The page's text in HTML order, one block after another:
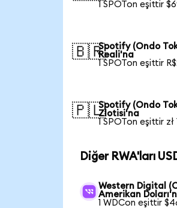
1 SPOTon eşittir
🇧🇷Spotify (Ondo
Reali'na
1 SPOTon eşittir
🇵🇱Spotify (Ondo
Zlotisi'na
1 SPOTon eşittir zł
Diğer RWA'ları
Western Digital
Amerikan
1 WDCon eşittir